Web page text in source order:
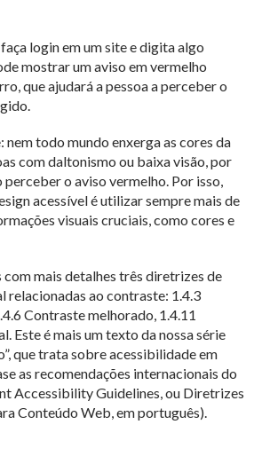
login em um site e digita algo
mostrar um aviso em vermelho
que ajudará a pessoa a perceber o
nem todo mundo enxerga as cores da
com daltonismo ou baixa visão, por
perceber o aviso vermelho. Por isso,
acessível é utilizar sempre mais de
visuais cruciais, como cores e
com mais detalhes três diretrizes de
relacionadas ao contraste: 1.4.3
Contraste melhorado, 1.4.11
Este é mais um texto da nossa série
que trata sobre acessibilidade em
as recomendações internacionais do
Accessibility Guidelines, ou Diretrizes
Conteúdo Web, em português).